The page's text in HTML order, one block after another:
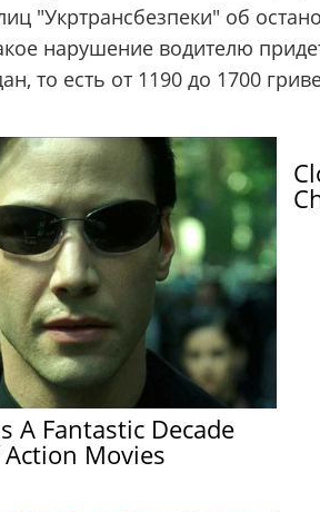
"Укртрансбезпеки" об
нарушение водителю
то есть от 1190 до 1700
A Fantastic Decade
Action Movies